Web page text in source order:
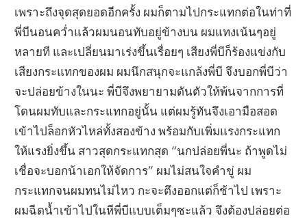
เพราะถึงจุดสุดยอดอีกครั้ง ผมก็ตามไปกระแทกต่อในท่าที่
พี่บีนอนคว่ำแล้วผมนอนทับอยู่ข้างบน ผมแทงเน้นๆอยู่
หลายที และเปลี่ยนมาเร่งขึ้นเรื่อยๆ เสียงพี่บีก็ร้องแข่งกับ
เสียงกระแทกของผม ผมนึกสนุกจะแกล้งพี่บี จึงบอกพี่บีว่า
จะปล่อยข้างในนะ พี่บีจึงพยายามดันตัวให้พ้นจากการที่
โดนผมทับและกระแทกอยู่นั้น แต่ผมรู้ทันจึงเอามือสอด
เข้าไปล็อกหัวไหล่ทั้งสองข้าง พร้อมกับเพิ่มแรงกระแทก
ให้แรงยิ่งขึ้น สาวสุดกระแทกสุด “นกปล่อยพี่นะ ถ้าพูดไม่
เชื่อจะบอกน้าเอกให้จัดการ” ผมไม่สนใจคำขู่ ผม
กระแทกจนผมทนไม่ไหว กะจะตึงออกแต่ก็ช้าไป เพราะ
ผมฉีดน้ำเข้าไปในหีพี่บีแบบเต็มๆซะแล้ว จึงต้องปล่อยต่อ